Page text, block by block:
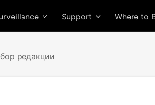
Support Where to
редакции